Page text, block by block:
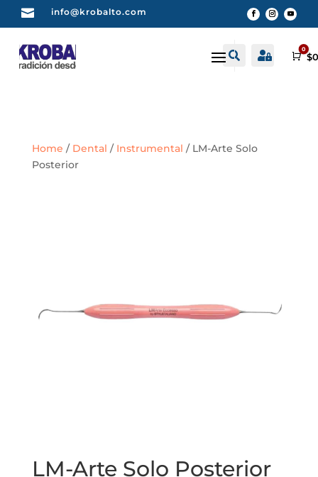
 info@krobalto.com
 Buscar
 Cuenta
0
$
Home / Dental / Instrumental / LM-Arte Solo
Posterior
LM-Arte Solo Posterior